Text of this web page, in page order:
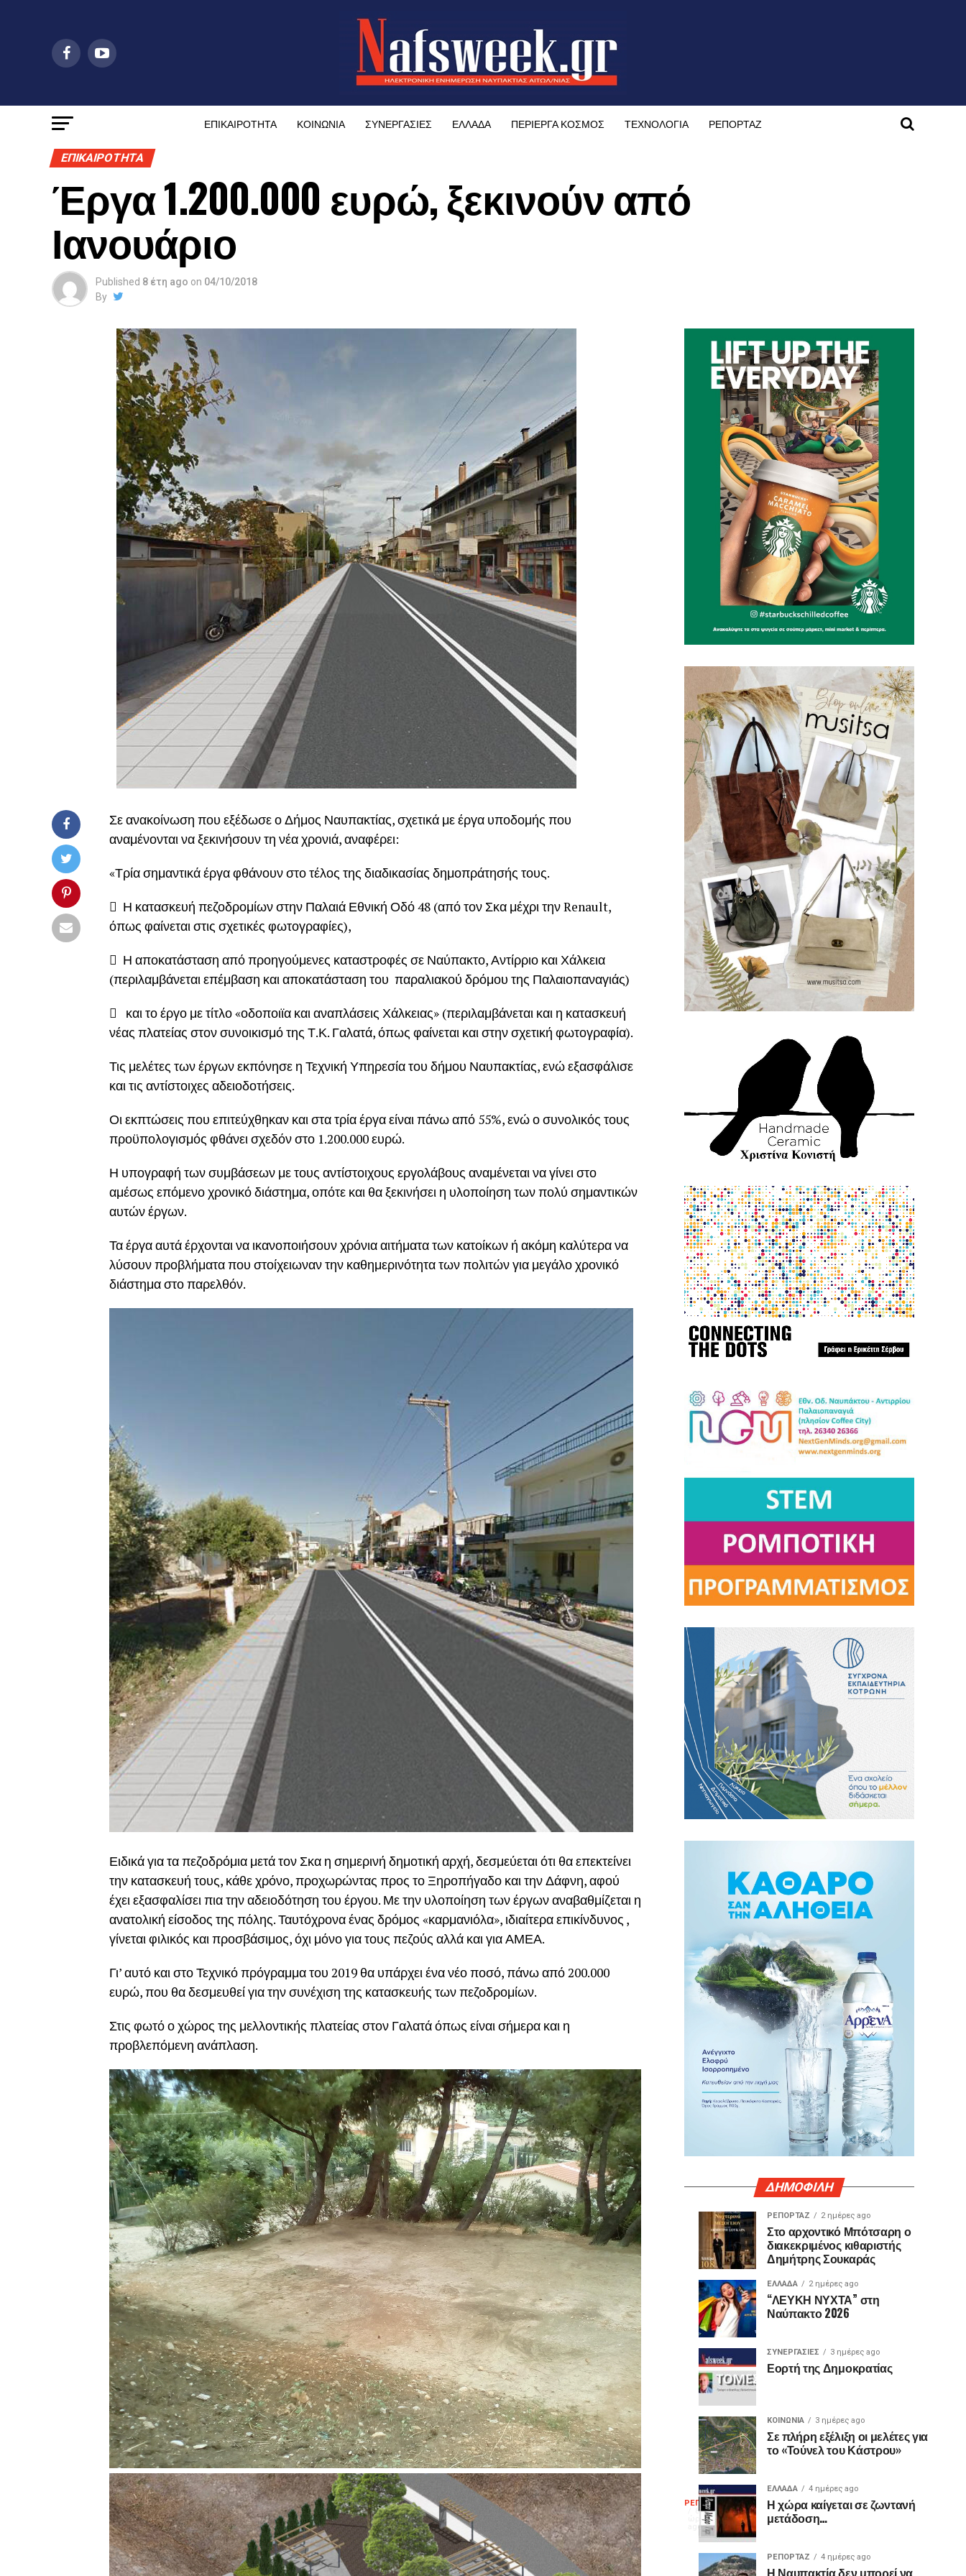
ΕΠΙΚΑΙΡΟΤΗΤΑ ΚΟΙΝΩΝΙΑ ΣΥΝΕΡΓΑΣΙΕΣ ΕΛΛΑΔΑ ΠΕΡΙΕΡΓΑ ΚΟΣΜΟΣ ΤΕΧΝΟΛΟΓΙΑ ΡΕΠΟΡΤΑΖ
ΕΠΙΚΑΙΡΟΤΗΤΑ
Έργα 1.200.000 ευρώ, ξεκινούν από
Ιανουάριο
Published 8 έτη ago on 04/10/2018
By
Σε ανακοίνωση που εξέδωσε ο Δήμος Ναυπακτίας, σχετικά με έργα υποδομής που
αναμένονται να ξεκινήσουν τη νέα χρονιά, αναφέρει:
«Τρία σημαντικά έργα φθάνουν στο τέλος της διαδικασίας δημοπράτησής τους.
 Η κατασκευή πεζοδρομίων στην Παλαιά Εθνική Οδό 48 (από τον Σκα μέχρι την Renault,
όπως φαίνεται στις σχετικές φωτογραφίες),
 Η αποκατάσταση από προηγούμενες καταστροφές σε Ναύπακτο, Αντίρριο και Χάλκεια
(περιλαμβάνεται επέμβαση και αποκατάσταση του παραλιακού δρόμου της Παλαιοπαναγιάς)
 και το έργο με τίτλο «οδοποιϊα και αναπλάσεις Χάλκειας» (περιλαμβάνεται και η κατασκευή
νέας πλατείας στον συνοικισμό της Τ.Κ. Γαλατά, όπως φαίνεται και στην σχετική φωτογραφία).
Τις μελέτες των έργων εκπόνησε η Τεχνική Υπηρεσία του δήμου Ναυπακτίας, ενώ εξασφάλισε
και τις αντίστοιχες αδειοδοτήσεις.
Οι εκπτώσεις που επιτεύχθηκαν και στα τρία έργα είναι πάνω από 55%, ενώ ο συνολικός τους
προϋπολογισμός φθάνει σχεδόν στο 1.200.000 ευρώ.
Η υπογραφή των συμβάσεων με τους αντίστοιχους εργολάβους αναμένεται να γίνει στο
αμέσως επόμενο χρονικό διάστημα, οπότε και θα ξεκινήσει η υλοποίηση των πολύ σημαντικών
αυτών έργων.
Τα έργα αυτά έρχονται να ικανοποιήσουν χρόνια αιτήματα των κατοίκων ή ακόμη καλύτερα να
λύσουν προβλήματα που στοίχειωναν την καθημερινότητα των πολιτών για μεγάλο χρονικό
διάστημα στο παρελθόν.
Ειδικά για τα πεζοδρόμια μετά τον Σκα η σημερινή δημοτική αρχή, δεσμεύεται ότι θα επεκτείνει
την κατασκευή τους, κάθε χρόνο, προχωρώντας προς το Ξηροπήγαδο και την Δάφνη, αφού
έχει εξασφαλίσει πια την αδειοδότηση του έργου. Με την υλοποίηση των έργων αναβαθμίζεται η
ανατολική είσοδος της πόλης. Ταυτόχρονα ένας δρόμος «καρμανιόλα», ιδιαίτερα επικίνδυνος ,
γίνεται φιλικός και προσβάσιμος, όχι μόνο για τους πεζούς αλλά και για ΑΜΕΑ.
Γι’ αυτό και στο Τεχνικό πρόγραμμα του 2019 θα υπάρχει ένα νέο ποσό, πάνω από 200.000
ευρώ, που θα δεσμευθεί για την συνέχιση της κατασκευής των πεζοδρομίων.
Στις φωτό ο χώρος της μελλοντικής πλατείας στον Γαλατά όπως είναι σήμερα και η
προβλεπόμενη ανάπλαση.
ΔΗΜΟΦΙΛΗ
ΡΕΠΟΡΤΑΖ
8
ώρες
ago
Η
γελοιογραφία
ΤΕΧΝΟΛΟΓΙΑ
ago
Γιατί
ορισμένες
θύρες
USB
είναι
μωβ
έχουν
άλλα
χρώματα;
διαφορά
που
περισσότεροι
δεν
γνωρίζουν
ΚΟΙΝΩΝΙΑ
ημέρα
ago
Θερμό
χειροκρότημα
για
τον
«Ίωνα»
στο
Κάστρο
της
Ναυπάκτου
ΡΕΠΟΡΤΑΖ 2 ημέρες ago
Στο αρχοντικό Μπότσαρη ο
διακεκριμένος κιθαριστής
Δημήτρης Σουκαράς
ΕΛΛΑΔΑ 2 ημέρες ago
“ΛΕΥΚΗ ΝΥΧΤΑ” στη
Ναύπακτο 2026
ΣΥΝΕΡΓΑΣΙΕΣ 3 ημέρες ago
Εορτή της Δημοκρατίας
ΚΟΙΝΩΝΙΑ 3 ημέρες ago
Σε πλήρη εξέλιξη οι μελέτες για
το «Τούνελ του Κάστρου»
ΕΛΛΑΔΑ 4 ημέρες ago
Η χώρα καίγεται σε ζωντανή
μετάδοση…
ΡΕΠΟΡΤΑΖ 4 ημέρες ago
Η Ναυπακτία δεν μπορεί να